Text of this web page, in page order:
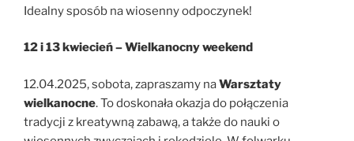
Idealny sposób na wiosenny odpoczynek!
12 i 13 kwiecień – Wielkanocny weekend
12.04.2025, sobota, zapraszamy naWarsztaty
wielkanocne. To doskonała okazja do połączenia
tradycji z kreatywną zabawą, a także do nauki o